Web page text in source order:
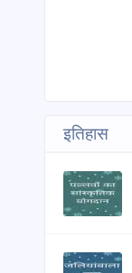
इतिहास